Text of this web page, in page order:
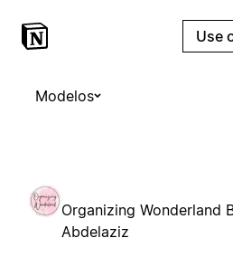
Use
Modelos
Organizing Wonderland
Abdelaziz